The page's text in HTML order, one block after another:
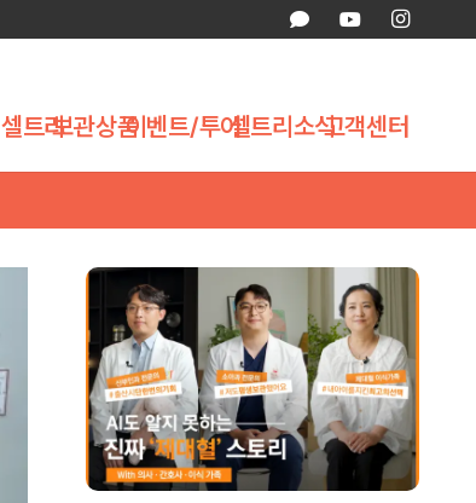
셀트리보관상품이벤트/투어셀트리소식고객센터